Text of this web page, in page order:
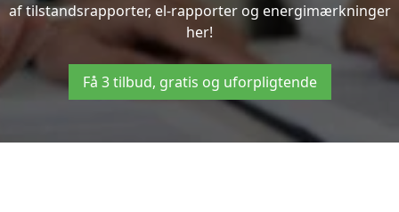
af tilstandsrapporter, el-rapporter og energimærkninger
her!
Få 3 tilbud, gratis og uforpligtende